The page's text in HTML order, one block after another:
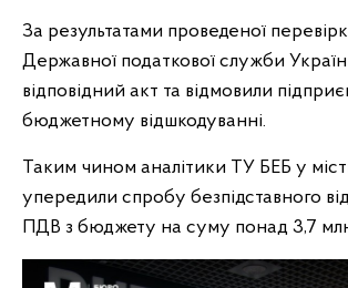
За результатами проведеної
Державної податкової служби
відповідний акт та відмовили
бюджетному відшкодуванні.
Таким чином аналітики ТУ БЕБ у
упередили спробу безпідставного
ПДВ з бюджету на суму понад 3,7